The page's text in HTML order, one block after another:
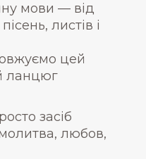
мови — від
листів і
цей
ланцюг
засіб
любов,